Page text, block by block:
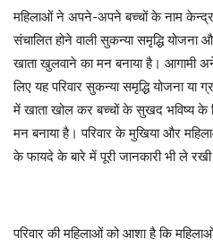
महिलाओं ने अपने-अपने बच्चों के नाम केन्द्र
संचालित होने वाली सुकन्या समृद्धि योजना
खाता खुलवाने का मन बनाया है। आगामी
लिए यह परिवार सुकन्या समृद्धि योजना या
में खाता खोल कर बच्चों के सुखद भविष्य
मन बनाया है। परिवार के मुखिया और
के फायदे के बारे में पूरी जानकारी भी ले
परिवार की महिलाओं को आशा है कि